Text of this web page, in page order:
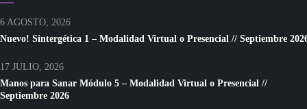
6 AGOSTO, 2026
Nuevo! Sintergética 1 – Modalidad Virtual o Presencial // Septiembre
17 JULIO, 2026
Manos para Sanar Módulo 5 – Modalidad Virtual o Presencial //
Septiembre 2026